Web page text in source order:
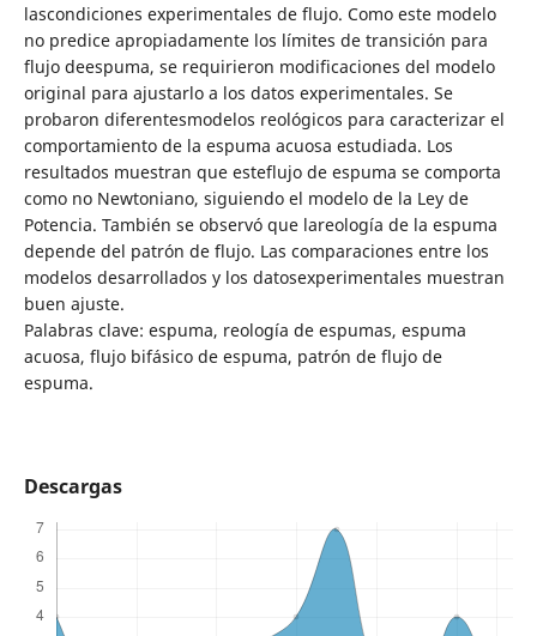
lascondiciones experimentales de flujo. Como este modelo
no predice apropiadamente los límites de transición para
flujo deespuma, se requirieron modificaciones del modelo
original para ajustarlo a los datos experimentales. Se
probaron diferentesmodelos reológicos para caracterizar el
comportamiento de la espuma acuosa estudiada. Los
resultados muestran que esteflujo de espuma se comporta
como no Newtoniano, siguiendo el modelo de la Ley de
Potencia. También se observó que lareología de la espuma
depende del patrón de flujo. Las comparaciones entre los
modelos desarrollados y los datosexperimentales muestran
buen ajuste.
Palabras clave: espuma, reología de espumas, espuma
acuosa, flujo bifásico de espuma, patrón de flujo de
espuma.
Descargas